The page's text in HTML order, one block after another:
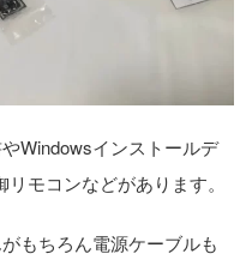
Windowsインストールデ
モコンなどがあります。
もちろん電源ケーブルも